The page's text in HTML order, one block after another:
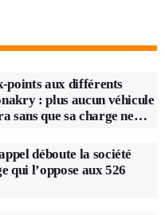
points aux différents
: plus aucun véhicule
sans que sa charge ne
déboute la société
qui l’oppose aux 526